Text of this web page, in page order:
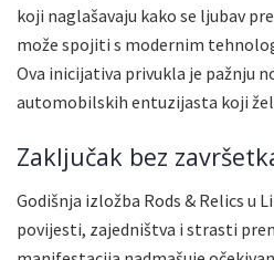
koji naglašavaju kako se ljubav
može spojiti s modernim
Ova inicijativa privukla je pažnju
automobilskih entuzijasta koji
Zaključak bez
Godišnja izložba Rods & Relics u
povijesti, zajedništva i strasti